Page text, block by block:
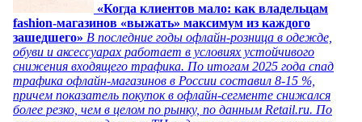
«Когда клиентов мало: как владельцам
fashion-магазинов «выжать» максимум из каждого
зашедшего» В последние годы офлайн-розница в одежде,
обуви и аксессуарах работает в условиях устойчивого
снижения входящего трафика. По итогам 2025 года спад
трафика офлайн-магазинов в России составил 8-15 %,
причем показатель покупок в офлайн-сегменте снижался
более резко, чем в целом по рынку, по данным Retail.ru. По